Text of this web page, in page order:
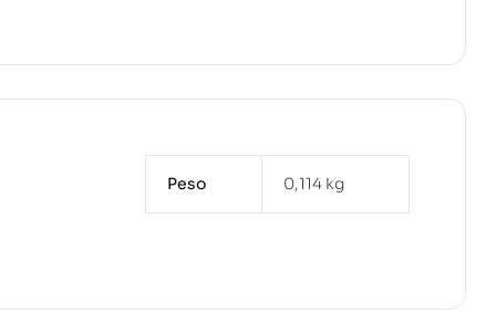
Peso 0,114 kg